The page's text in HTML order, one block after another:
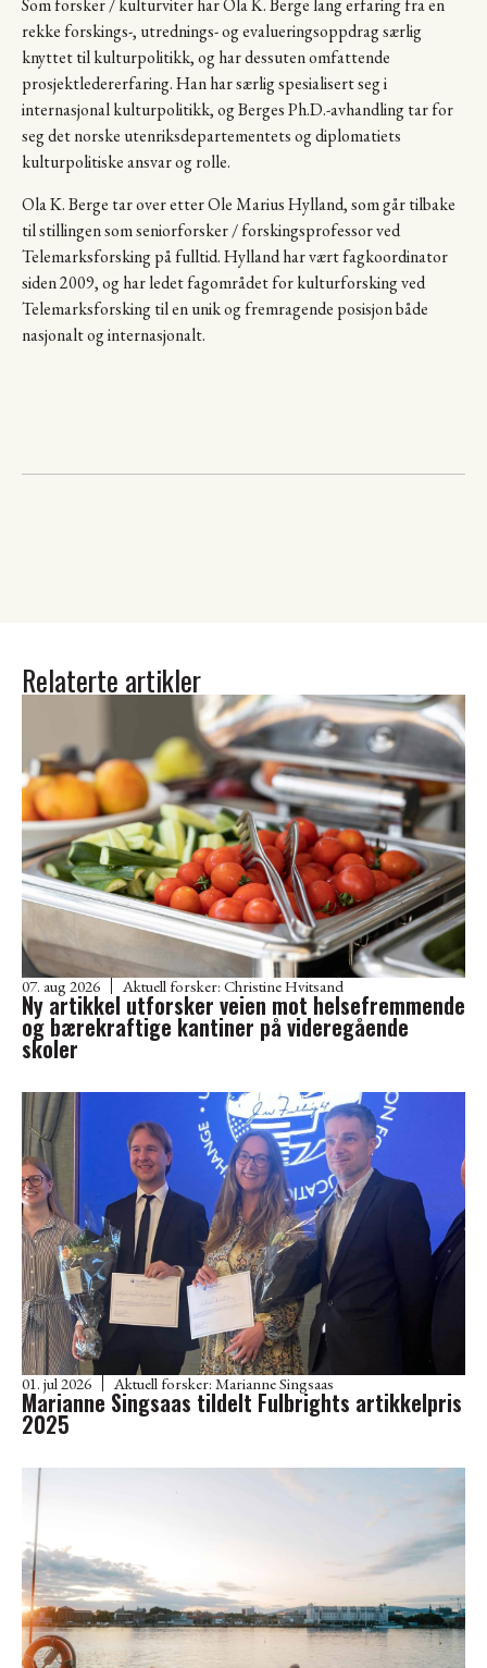
Som forsker / kulturviter har Ola K. Berge lang erfaring fra en
rekke forskings-, utrednings- og evalueringsoppdrag særlig
knyttet til kulturpolitikk, og har dessuten omfattende
prosjektledererfaring. Han har særlig spesialisert seg i
internasjonal kulturpolitikk, og Berges Ph.D.-avhandling tar for
seg det norske utenriksdepartementets og diplomatiets
kulturpolitiske ansvar og rolle.
Ola K. Berge tar over etter Ole Marius Hylland, som går tilbake
til stillingen som seniorforsker / forskingsprofessor ved
Telemarksforsking på fulltid. Hylland har vært fagkoordinator
siden 2009, og har ledet fagområdet for kulturforsking ved
Telemarksforsking til en unik og fremragende posisjon både
nasjonalt og internasjonalt.
Relaterte artikler
07. aug 2026 Aktuell forsker: Christine Hvitsand
Ny artikkel utforsker veien mot helsefremmende
og bærekraftige kantiner på videregående
skoler
01. jul 2026 Aktuell forsker: Marianne Singsaas
Marianne Singsaas tildelt Fulbrights artikkelpris
2025